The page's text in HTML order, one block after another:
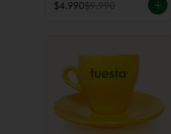
$4.990$9.990